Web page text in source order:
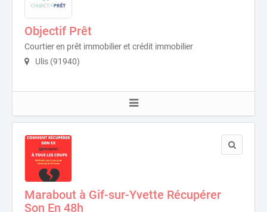
Objectif Prêt
Courtier en prêt immobilier et crédit immobilier
Ulis (91940)
Marabout à Gif-sur-Yvette Récupérer
Son En 48h